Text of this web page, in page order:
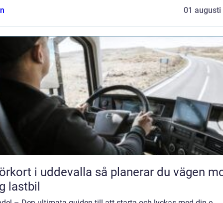
01 augusti
i uddevalla så planerar du vägen mot
lastbil